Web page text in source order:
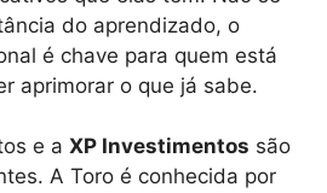
do aprendizado, o
é chave para quem está
aprimorar o que já sabe.
e a XP Investimentos são
A Toro é conhecida por